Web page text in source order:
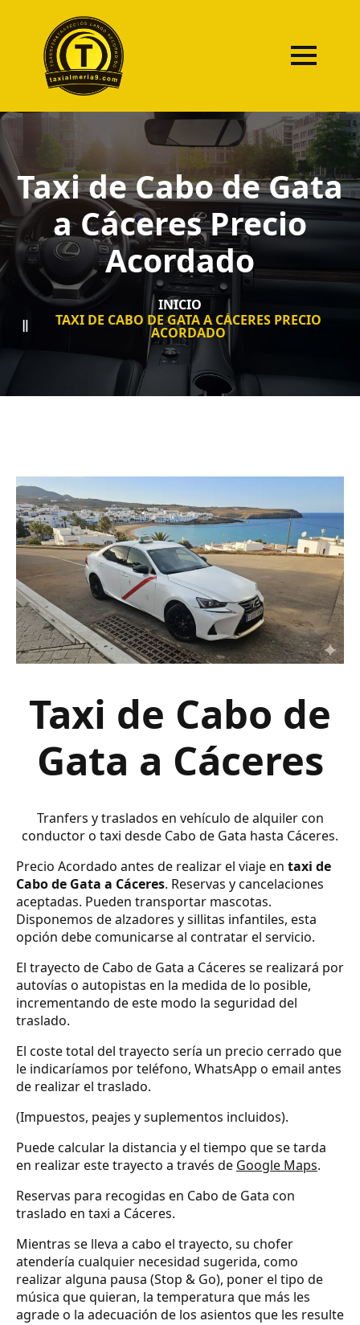
Taxi de Cabo de Gata
a Cáceres Precio
Acordado
INICIO
TAXI DE CABO DE GATA A CÁCERES PRECIO
ACORDADO
Taxi de Cabo de
Gata a Cáceres
Tranfers y traslados en vehículo de alquiler con
conductor o taxi desde Cabo de Gata hasta Cáceres.
Precio Acordado antes de realizar el viaje en taxi de
Cabo de Gata a Cáceres. Reservas y cancelaciones
aceptadas. Pueden transportar mascotas.
Disponemos de alzadores y sillitas infantiles, esta
opción debe comunicarse al contratar el servicio.
El trayecto de Cabo de Gata a Cáceres se realizará por
autovías o autopistas en la medida de lo posible,
incrementando de este modo la seguridad del
traslado.
El coste total del trayecto sería un precio cerrado que
le indicaríamos por teléfono, WhatsApp o email antes
de realizar el traslado.
(Impuestos, peajes y suplementos incluidos).
Puede calcular la distancia y el tiempo que se tarda
en realizar este trayecto a través de Google Maps.
Reservas para recogidas en Cabo de Gata con
traslado en taxi a Cáceres.
Mientras se lleva a cabo el trayecto, su chofer
atendería cualquier necesidad sugerida, como
realizar alguna pausa (Stop & Go), poner el tipo de
música que quieran, la temperatura que más les
agrade o la adecuación de los asientos que les resulte